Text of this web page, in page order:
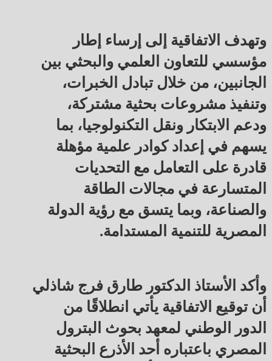
وتهدف الاتفاقية إلى إرساء إطار
مؤسسي للتعاون العلمي والبحثي بين
الجانبين، من خلال تبادل الخبرات،
وتنفيذ مشروعات بحثية مشتركة،
ودعم الابتكار ونقل التكنولوجيا، بما
يسهم في إعداد كوادر علمية مؤهلة
قادرة على التعامل مع التحديات
المتسارعة في مجالات الطاقة
والصناعة، وبما يتسق مع رؤية الدولة
المصرية للتنمية المستدامة.
وأكد الأستاذ الدكتور طارق فرج شاذلي
أن توقيع الاتفاقية يأتي انطلاقًا من
الدور الوطني لمعهد بحوث البترول
المصري باعتباره أحد الأذرع البحثية